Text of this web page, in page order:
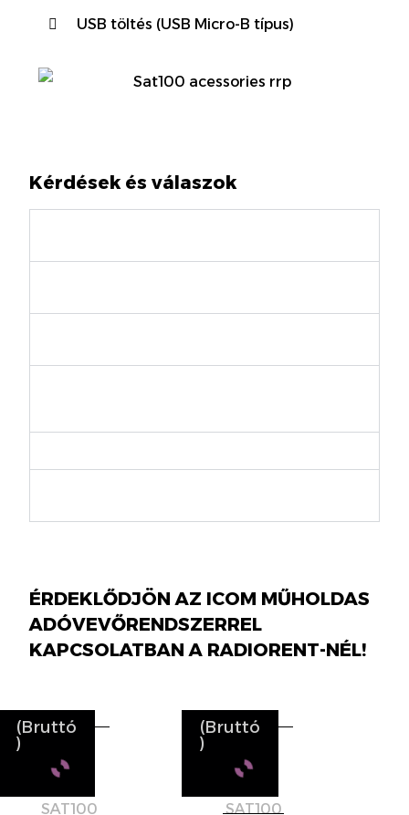
USB töltés (USB Micro-B típus)
Kérdések és válaszok
ÉRDEKLŐDJÖN AZ ICOM MŰHOLDAS
ADÓVEVŐRENDSZERREL
KAPCSOLATBAN A RADIORENT-NÉL!
(Bruttó
)
(Bruttó
)